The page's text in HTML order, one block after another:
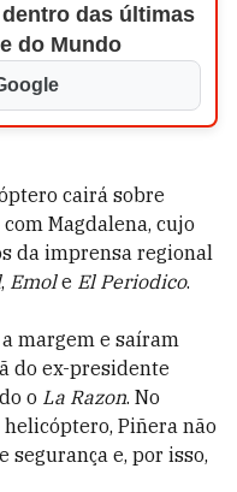
das últimas
do Mundo
cairá sobre
Magdalena, cujo
da imprensa regional
, Emole El Periodico.
margem e saíram
do ex-presidente
o La Razon. No
Piñera não
e, por isso,